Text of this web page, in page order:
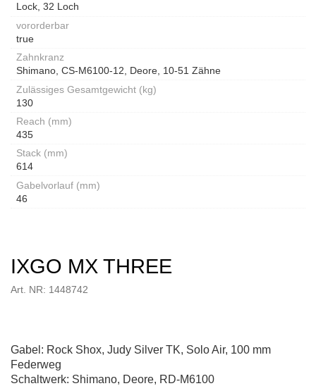
Lock, 32 Loch
vororderbar
true
Zahnkranz
Shimano, CS-M6100-12, Deore, 10-51 Zähne
Zulässiges Gesamtgewicht (kg)
130
Reach (mm)
435
Stack (mm)
614
Gabelvorlauf (mm)
46
IXGO MX THREE
Art. NR: 1448742
Gabel: Rock Shox, Judy Silver TK, Solo Air, 100 mm
Federweg
Schaltwerk: Shimano, Deore, RD-M6100